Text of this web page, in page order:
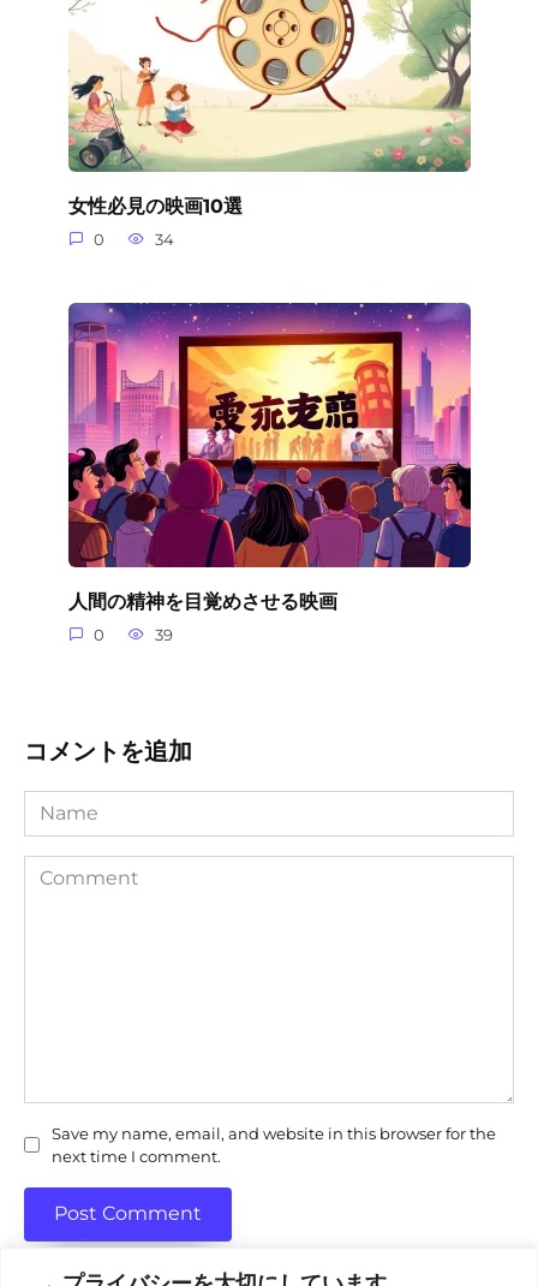
女性必見の映画10選
0 34
人間の精神を目覚めさせる映画
0 39
コメントを追加
Name
Comment
Save my name, email, and website in this browser for the
next time I comment.